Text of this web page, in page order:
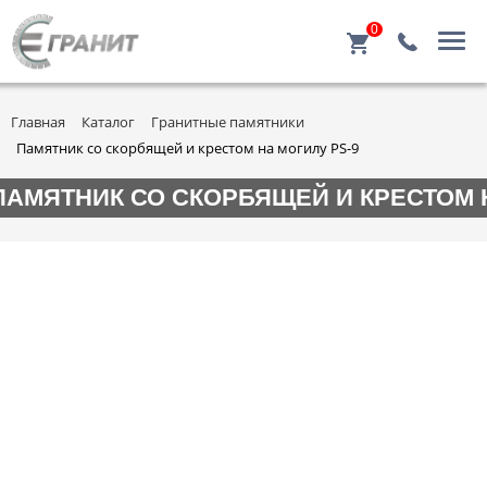
0
Главная Каталог
Гранитные памятники
Памятник со скорбящей и крестом на могилу PS-9
СО СКОРБЯЩЕЙ И КРЕСТОМ